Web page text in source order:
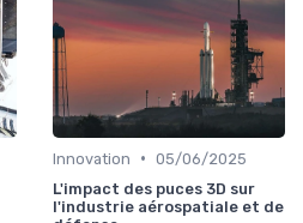
Innovation • 05/06/2025
L'impact des puces 3D sur
l'industrie aérospatiale et de